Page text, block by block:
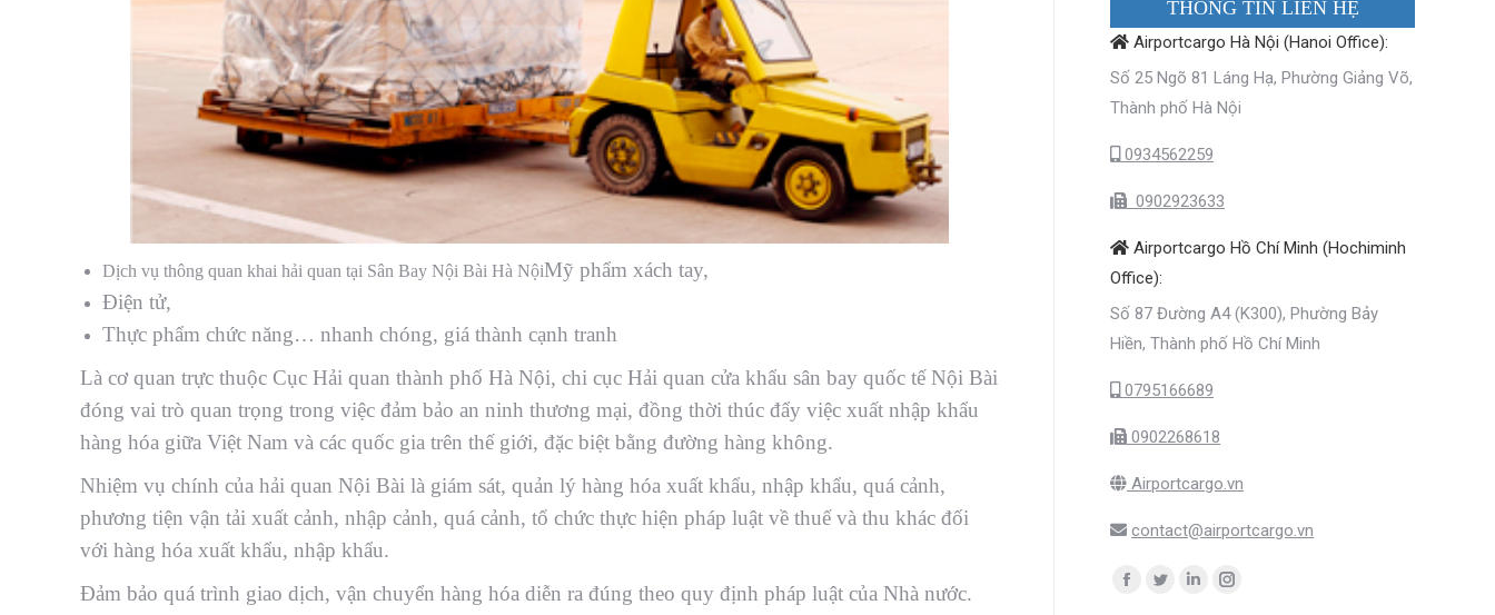
Dịch vụ thông quan khai hải quan tại Sân Bay Nội Bài Hà NộiMỹ phẩm xách tay,
Điện tử,
Thực phẩm chức năng… nhanh chóng, giá thành cạnh tranh
Là cơ quan trực thuộc Cục Hải quan thành phố Hà Nội, chi cục Hải quan cửa khẩu sân bay quốc tế Nội Bài
đóng vai trò quan trọng trong việc đảm bảo an ninh thương mại, đồng thời thúc đẩy việc xuất nhập khẩu
hàng hóa giữa Việt Nam và các quốc gia trên thế giới, đặc biệt bằng đường hàng không.
Nhiệm vụ chính của hải quan Nội Bài là giám sát, quản lý hàng hóa xuất khẩu, nhập khẩu, quá cảnh,
phương tiện vận tải xuất cảnh, nhập cảnh, quá cảnh, tổ chức thực hiện pháp luật về thuế và thu khác đối
với hàng hóa xuất khẩu, nhập khẩu.
Đảm bảo quá trình giao dịch, vận chuyển hàng hóa diễn ra đúng theo quy định pháp luật của Nhà nước.
THÔNG TIN LIÊN HỆ
Airportcargo Hà Nội (Hanoi Office):
Số 25 Ngõ 81 Láng Hạ, Phường Giảng Võ,
Thành phố Hà Nội
0934562259
0902923633
Airportcargo Hồ Chí Minh (Hochiminh
Office):
Số 87 Đường A4 (K300), Phường Bảy
Hiền, Thành phố Hồ Chí Minh
0795166689
0902268618
Airportcargo.vn
contact@airportcargo.vn
Find us on:
Facebook
TwitterLinkedinInstagram